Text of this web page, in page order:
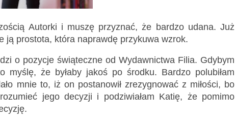
Autorki i muszę przyznać, że bardzo udana. Już
ją prostota, która naprawdę przykuwa wzrok.
o pozycje świąteczne od Wydawnictwa Filia. Gdybym
myślę, że byłaby jakoś po środku. Bardzo polubiłam
mnie to, iż on postanowił zrezygnować z miłości, bo
jego decyzji i podziwiałam Katię, że pomimo